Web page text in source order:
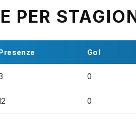
PER
Gol
0
0